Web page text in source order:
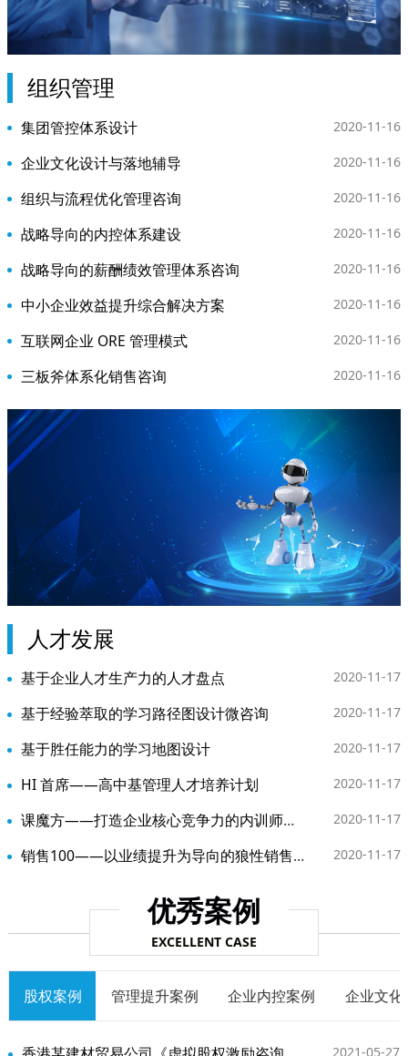
组织管理
集团管控体系设计 2020-11-16
企业文化设计与落地辅导 2020-11-16
组织与流程优化管理咨询 2020-11-16
战略导向的内控体系建设 2020-11-16
战略导向的薪酬绩效管理体系咨询 2020-11-16
中小企业效益提升综合解决方案 2020-11-16
互联网企业 ORE 管理模式 2020-11-16
三板斧体系化销售咨询 2020-11-16
人才发展
基于企业人才生产力的人才盘点 2020-11-17
基于经验萃取的学习路径图设计微咨询 2020-11-17
基于胜任能力的学习地图设计 2020-11-17
HI 首席——高中基管理人才培养计划 2020-11-17
课魔方——打造企业核心竞争力的内训师赋能计划 2020-11-17
销售100——以业绩提升为导向的狼性销售人才培养计划 2020-11-17
优秀案例
EXCELLENT CASE
股权案例 管理提升案例 企业内控案例 企业文化
2021-05-27